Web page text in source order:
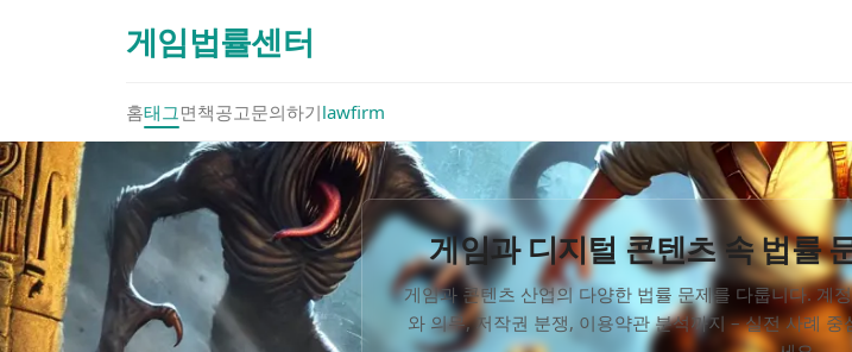
게임법률센터
홈태그면책공고문의하기lawfirm
게임과 디지털 콘텐츠 속 법률
게임과 콘텐츠 산업의 다양한 법률 문제를 다룹니다. 계
와 의무, 저작권 분쟁, 이용약관 분석까지 – 실전 사례 중